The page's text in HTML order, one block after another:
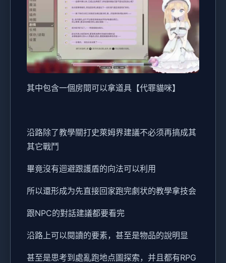
其中包含一個房間可以拿道具【代罪貓咪】
沿路除了教學關打史萊姆界建議不必须再搞成其
其它戰鬥
畢竟沒有迴避跟護盾的向法可以利用
所以還形成为先直接回家跑完劇状的教學拿技会
跟NPC的對話建議都要看完
沿路上可以閱讀的要素，甚至是物品的說明显
甚至是思考到處亂跑地点圖探索，并且都有RPG